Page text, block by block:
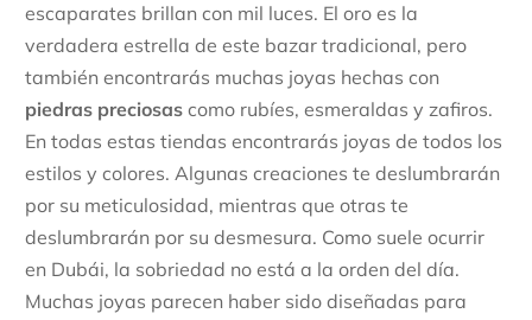
escaparates brillan con mil luces. El oro es la
verdadera estrella de este bazar tradicional, pero
también encontrarás muchas joyas hechas con
piedras preciosas como rubíes, esmeraldas y zafiros.
En todas estas tiendas encontrarás joyas de todos los
estilos y colores. Algunas creaciones te deslumbrarán
por su meticulosidad, mientras que otras te
deslumbrarán por su desmesura. Como suele ocurrir
en Dubái, la sobriedad no está a la orden del día.
Muchas joyas parecen haber sido diseñadas para